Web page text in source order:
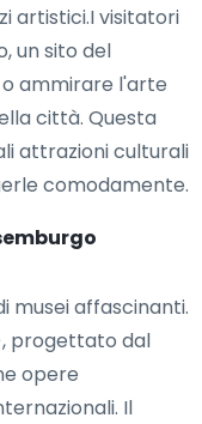
artistici.I visitatori
un sito del
o ammirare l'arte
città. Questa
attrazioni culturali
comodamente.
musei affascinanti.
progettato dal
opere
Il